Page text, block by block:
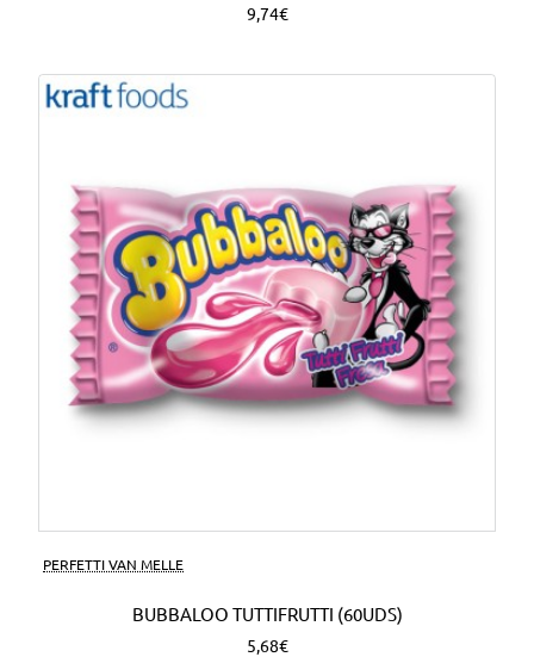
9,74€
PERFETTI VAN MELLE
BUBBALOO TUTTIFRUTTI (60UDS)
5,68€